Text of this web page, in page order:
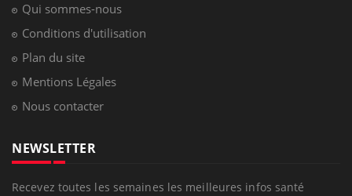
Qui sommes-nous
Conditions d'utilisation
Plan du site
Mentions Légales
Nous contacter
NEWSLETTER
Recevez toutes les semaines les meilleures infos santé